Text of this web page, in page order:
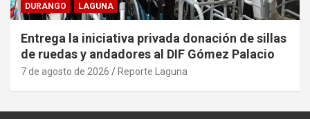
DURANGO LAGUNA
Entrega la iniciativa privada donación de sillas
de ruedas y andadores al DIF Gómez Palacio
7 de agosto de 2026 Reporte Laguna